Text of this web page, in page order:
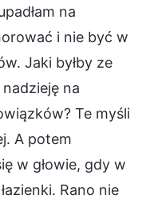
na
i nie być w
Jaki byłby ze
na
Te myśli
A potem
w głowie, gdy w
Rano nie